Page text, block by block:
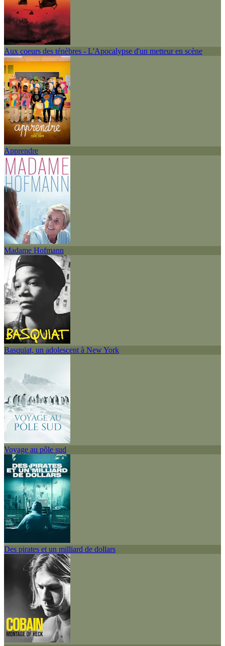
Aux coeurs des ténèbres - L'Apocalypse d'un metteur en scène
Apprendre
Madame Hofmann
Basquiat, un adolescent à New York
Voyage au pôle sud
Des pirates et un milliard de dollars